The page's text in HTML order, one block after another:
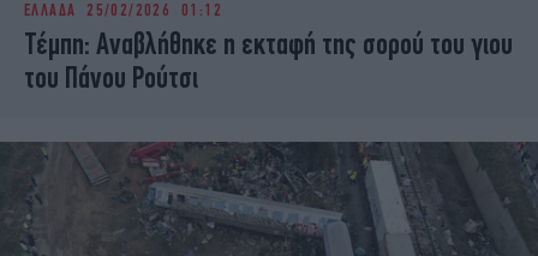
iBOOKS
OSCARS
THE OCEAN
MEDIA
NEWSLETTER
ΕΛΛΑΔΑ 25/02/2026 01:12
Τέμπη: Αναβλήθηκε η εκταφή της σορού του γιου
του Πάνου Ρούτσι